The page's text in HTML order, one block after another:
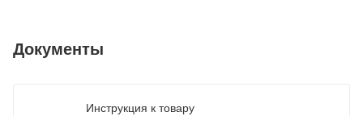
Документы
Инструкция к товару